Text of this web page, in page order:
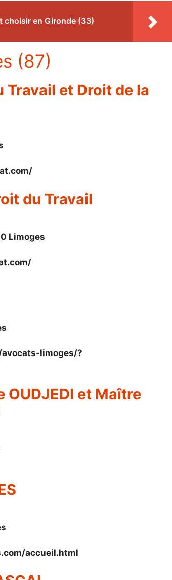
choisir en Gironde (33)
(87)
Travail et Droit de la
du Travail
Limoges
limoges/?
OUDJEDI et Maître
accueil.html